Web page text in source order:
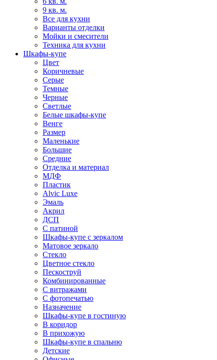
9 кв. м.
Все для кухни
Варианты отделки
Мойки и смесители
Техника для кухни
Шкафы-купе
Цвет
Коричневые
Серые
Темные
Черные
Светлые
Белые шкафы-купе
Венге
Размер
Маленькие
Большие
Средние
Отделка и материал
МДФ
Пластик
Alvic Luxe
Эмаль
Акрил
ДСП
С патиной
Шкафы-купе с зеркалом
Матовое зеркало
Стекло
Цветное стекло
Пескоструй
Комбинированные
С витражами
С фотопечатью
Назначение
Шкафы-купе в гостиную
В коридор
В прихожую
Шкафы-купе в спальню
Детские